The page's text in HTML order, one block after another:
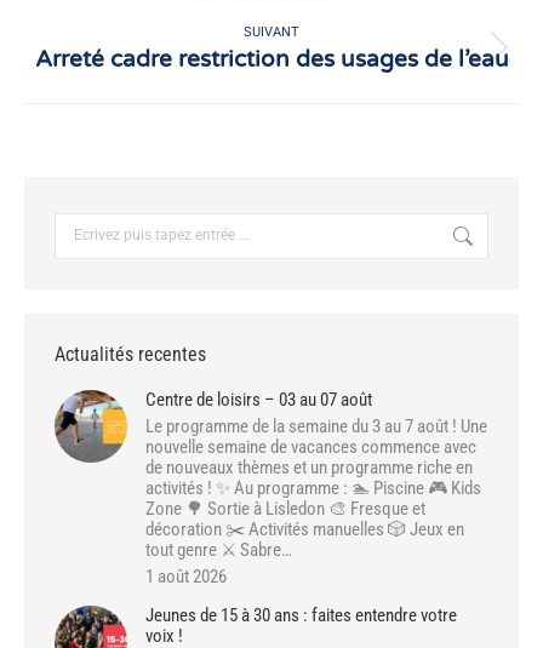
SUIVANT
Article
Arreté cadre restriction des usages de l’eau
Actualités recentes
Centre de loisirs – 03 au 07 août
Le programme de la semaine du 3 au 7 août ! Une
nouvelle semaine de vacances commence avec
de nouveaux thèmes et un programme riche en
activités ! ✨ Au programme : 🏊 Piscine 🎮 Kids
Zone 🌳 Sortie à Lisledon 🎨 Fresque et
décoration ✂️ Activités manuelles 🎲 Jeux en
tout genre ⚔️ Sabre…
1 août 2026
Jeunes de 15 à 30 ans : faites entendre votre
voix !